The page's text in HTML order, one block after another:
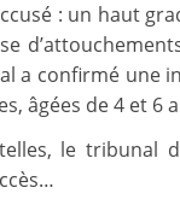
: un haut
a confirmé une
âgées de 4 et 6
le tribunal